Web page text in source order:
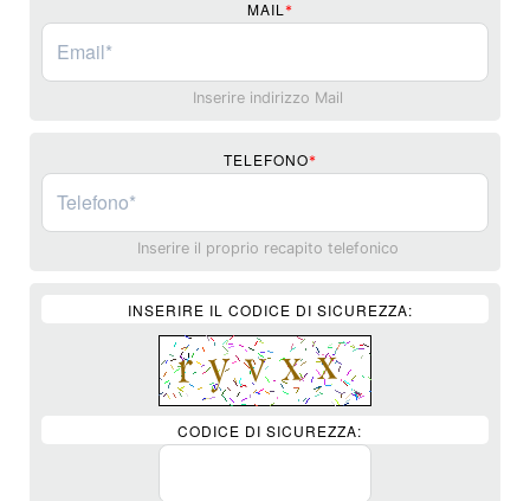
MAIL *
Inserire indirizzo Mail
TELEFONO*
Inserire il proprio recapito telefonico
INSERIRE IL CODICE DI SICUREZZA:
CODICE DI SICUREZZA: